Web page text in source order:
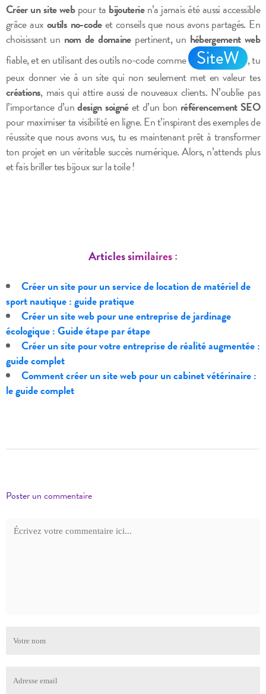
Créer un site webpour ta bijouterien’a jamais été aussi accessible
grâce aux outils no-codeet conseils que nous avons partagés. En
choisissant un nom de domainepertinent, un hébergement web
fiable, et en utilisant des outils no-code comme SiteW , tu
peux donner vie à un site qui non seulement met en valeur tes
créations, mais qui attire aussi de nouveaux clients. N’oublie pas
l’importance d’undesign soignéet d’un bon référencement SEO
pour maximiser ta visibilité en ligne. En t’inspirant des exemples de
réussite que nous avons vus, tu es maintenant prêt à transformer
ton projet en un véritable succès numérique. Alors, n’attends plus
et fais briller tes bijoux sur la toile !
Articles similaires :
Créer un site pour un service de location de matériel de
sport nautique : guide pratique
Créer un site web pour une entreprise de jardinage
écologique : Guide étape par étape
Créer un site pour votre entreprise de réalité augmentée :
guide complet
Comment créer un site web pour un cabinet vétérinaire :
le guide complet
Poster un commentaire